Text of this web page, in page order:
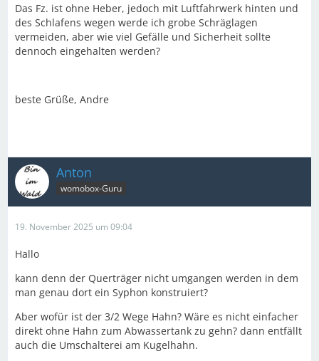
Das Fz. ist ohne Heber, jedoch mit Luftfahrwerk hinten und
des Schlafens wegen werde ich grobe Schräglagen
vermeiden, aber wie viel Gefälle und Sicherheit sollte
dennoch eingehalten werden?
beste Grüße, Andre
Anton
womobox-Guru
19. November 2025 um 09:04
Hallo
kann denn der Querträger nicht umgangen werden in dem
man genau dort ein Syphon konstruiert?
Aber wofür ist der 3/2 Wege Hahn? Wäre es nicht einfacher
direkt ohne Hahn zum Abwassertank zu gehn? dann entfällt
auch die Umschalterei am Kugelhahn.